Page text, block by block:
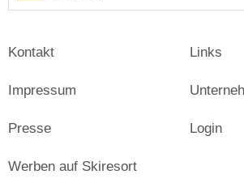
Kontakt
Impressum
Presse
Links
Login
Werben auf Skiresort